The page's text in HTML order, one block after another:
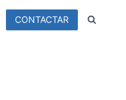
CONTACTAR